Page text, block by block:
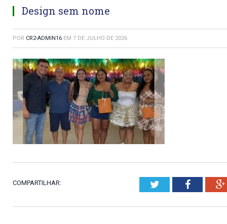
Design sem nome
POR CR2-ADMIN16 EM 7 DE JULHO DE 2026
COMPARTILHAR: Twitter